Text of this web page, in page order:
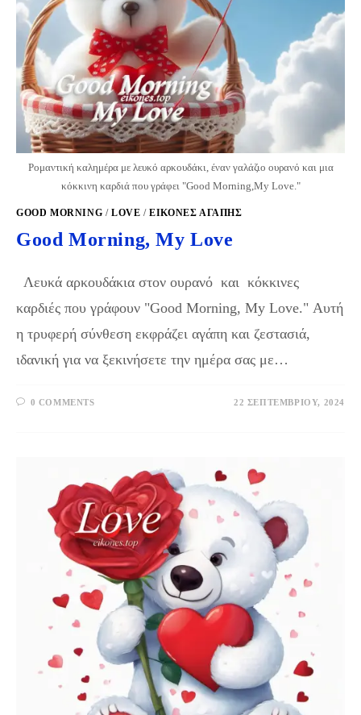
Ρομαντική καλημέρα με λευκό αρκουδάκι, έναν γαλάζιο ουρανό και μια
κόκκινη καρδιά που γράφει "Good Morning,My Love."
GOOD MORNING /LOVE /ΕΙΚΌΝΕΣ ΑΓΆΠΗΣ
Good Morning, My Love
Λευκά αρκουδάκια στον ουρανό και κόκκινες
καρδιές που γράφουν "Good Morning, My Love." Αυτή
η τρυφερή σύνθεση εκφράζει αγάπη και ζεστασιά,
ιδανική για να ξεκινήσετε την ημέρα σας με…
0 COMMENTS 22 ΣΕΠΤΕΜΒΡΊΟΥ, 2024